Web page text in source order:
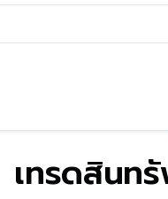
เทรดสินท